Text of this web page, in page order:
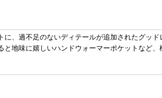
、過不足のないディテールが追加されたグッド
地味に嬉しいハンドウォーマーポケットなど